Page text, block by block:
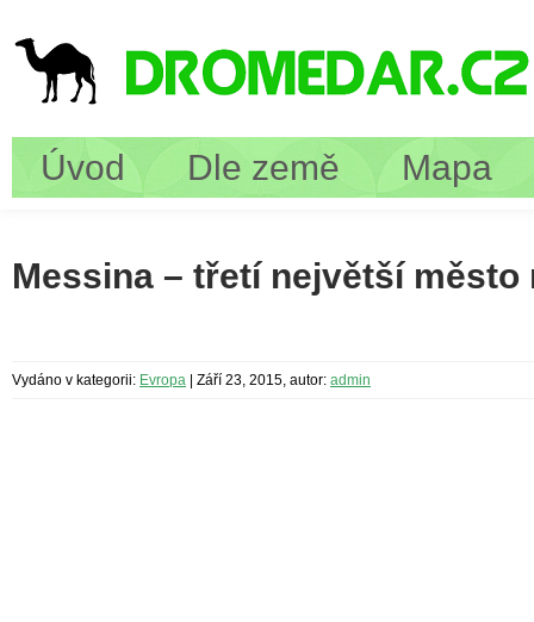
Úvod Dle země Mapa
Messina – třetí největší město
Vydáno v kategorii: Evropa Září 23, 2015, autor: admin